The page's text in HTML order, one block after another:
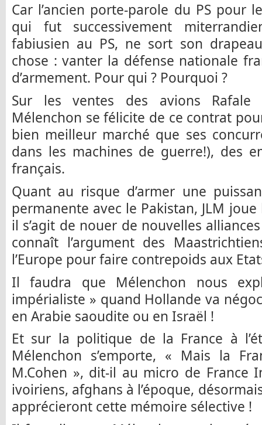
Car l’ancien porte-parole du PS pour
qui fut successivement
fabiusien au PS, ne sort son
chose : vanter la défense nationale
d’armement. Pour qui ? Pourquoi ?
Sur les ventes des avions Rafale
Mélenchon se félicite de ce contrat
bien meilleur marché que ses
dans les machines de guerre!), des
français.
Quant au risque d’armer une
permanente avec le Pakistan, JLM
il s’agit de nouer de nouvelles
connaît l’argument des
l’Europe pour faire contrepoids aux
Il faudra que Mélenchon nous
impérialiste » quand Hollande va
en Arabie saoudite ou en Israël !
Et sur la politique de la France à
Mélenchon s’emporte, « Mais la
M.Cohen », dit-il au micro de France
ivoiriens, afghans à l’époque,
apprécieront cette mémoire sélective !